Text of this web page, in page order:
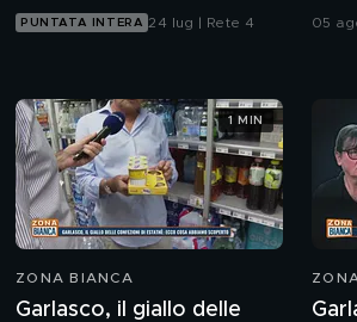
PUNTATA INTERA 24 lug | Rete 4 05
ZONA BIANCA
Garlasco, il giallo delle
1 MIN